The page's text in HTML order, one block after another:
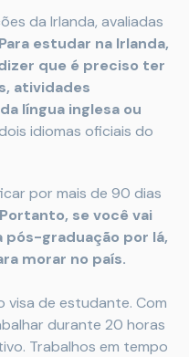
da Irlanda, avaliadas
Para estudar na Irlanda,
que é preciso ter
atividades
língua inglesa ou
idiomas oficiais do
por mais de 90 dias
Portanto, se você vai
pós-graduação por lá,
morar no país.
visa de estudante. Com
durante 20 horas
Trabalhos em tempo